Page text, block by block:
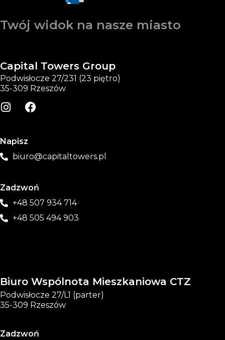
Twój widok na nasze miasto
Capital Towers Group
Podwisłocze 27/231 (23 piętro)
35-309 Rzeszów
Napisz
biuro@capitaltowers.pl
Zadzwoń
+48 507 934 714
+48 505 494 903
Biuro Wspólnota Mieszkaniowa CTZ
Podwisłocze 27/L1 (parter)
35-309 Rzeszów
Zadzwoń